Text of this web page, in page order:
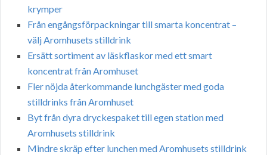
krymper
Från engångsförpackningar till smarta koncentrat –
välj Aromhusets stilldrink
Ersätt sortiment av läskflaskor med ett smart
koncentrat från Aromhuset
Fler nöjda återkommande lunchgäster med goda
stilldrinks från Aromhuset
Byt från dyra dryckespaket till egen station med
Aromhusets stilldrink
Mindre skräp efter lunchen med Aromhusets stilldrink